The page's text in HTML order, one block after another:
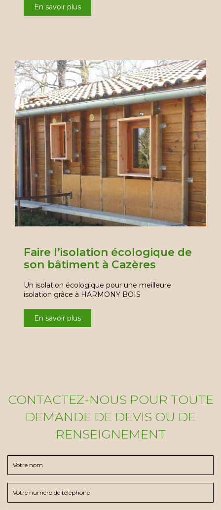
En savoir plus
Faire l’isolation écologique de
son bâtiment à Cazères
Un isolation écologique pour une meilleure
isolation grâce à HARMONY BOIS
En savoir plus
CONTACTEZ-NOUS POUR TOUTE
DEMANDE DE DEVIS OU DE
RENSEIGNEMENT